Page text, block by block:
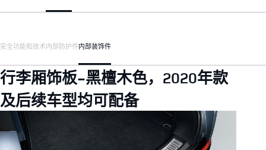
安全功能和技术内部防护件内部装饰件
行李厢饰板-黑檀木色，2020年款
及后续车型均可配备